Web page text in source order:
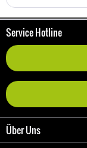
Service Hotline
Über Uns